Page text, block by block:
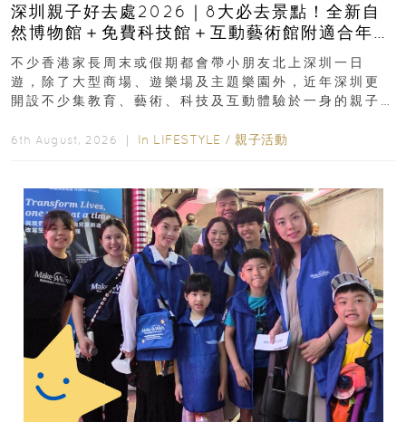
深圳親子好去處2026｜8大必去景點！全新自
然博物館＋免費科技館＋互動藝術館附適合年
齡、交通、門票、開放時間
不少香港家長周末或假期都會帶小朋友北上深圳一日
遊，除了大型商場、遊樂場及主題樂園外，近年深圳更
開設不少集教育、藝術、科技及互動體驗於一身的親子
6th August, 2026 ｜ In LIFESTYLE / 親子活動